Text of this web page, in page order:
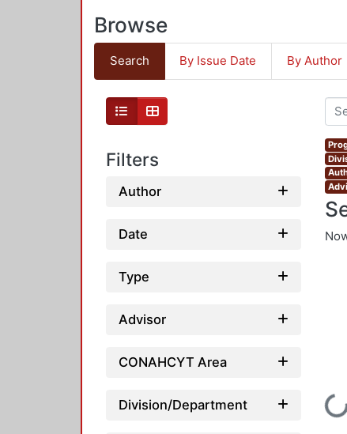
Browse
Search By Issue Date By Author
Filters
Author
Date
Type
Advisor
CONAHCYT Area
Division/Department